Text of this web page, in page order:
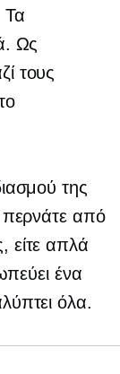
Τα
Ως
τους
της
περνάτε από
είτε απλά
ένα
όλα.